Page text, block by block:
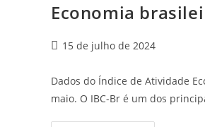
Economia
15 de julho de 2024
Dados do Índice de Atividade
maio. O IBC-Br é um dos